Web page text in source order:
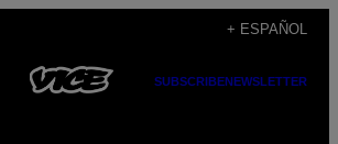
+ ESPAÑOL
SUBSCRIBENEWSLETTER